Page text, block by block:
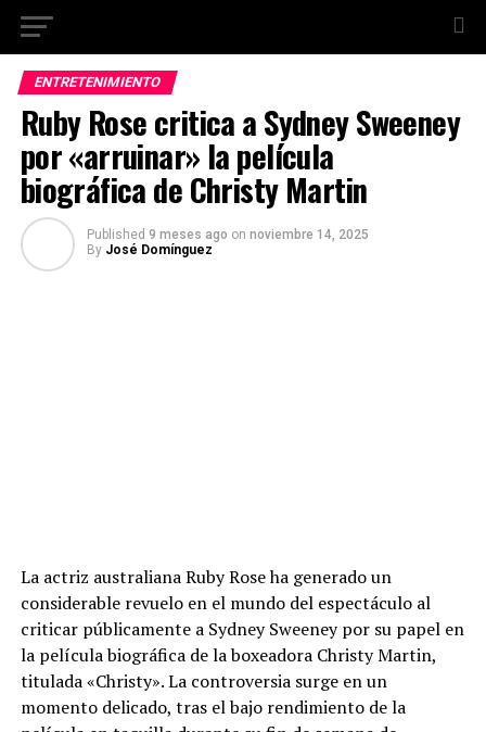
ENTRETENIMIENTO
Ruby Rose critica a Sydney Sweeney
por «arruinar» la película
biográfica de Christy Martin
Published 9 meses ago on noviembre 14, 2025
By José Domínguez
La actriz australiana Ruby Rose ha generado un
considerable revuelo en el mundo del espectáculo al
criticar públicamente a Sydney Sweeney por su papel en
la película biográfica de la boxeadora Christy Martin,
titulada «Christy». La controversia surge en un
momento delicado, tras el bajo rendimiento de la